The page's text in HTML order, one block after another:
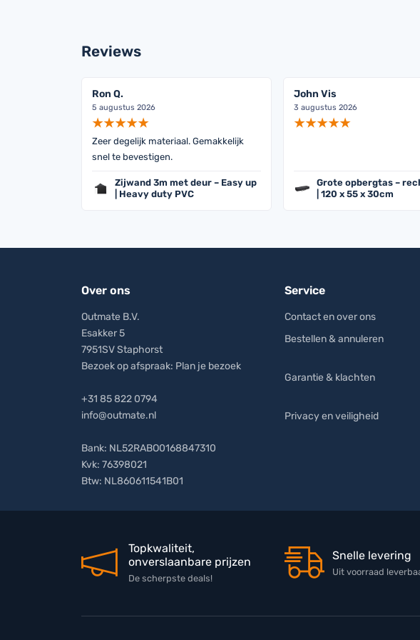
Reviews
Ron Q.
5 augustus 2026
Zeer degelijk materiaal. Gemakkelijk
snel te bevestigen.
Zijwand 3m met deur – Easy up
| Heavy duty PVC
John Vis
3 augustus 2026
Grote opbergtas –
| 120 x 55 x 30cm
Over ons
Outmate B.V.
Esakker 5
7951SV Staphorst
Bezoek op afspraak: Plan je bezoek
+31 85 822 0794
info@outmate.nl
Bank: NL52RABO0168847310
Kvk: 76398021
Btw: NL860611541B01
Service
Contact en over ons
Bestellen & annuleren
Garantie & klachten
Privacy en veiligheid
Topkwaliteit,
onverslaanbare prijzen
De scherpste deals!
Snelle levering
Uit voorraad